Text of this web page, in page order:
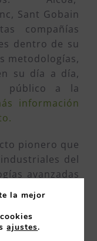
Sant Gobain
compañías
dentro de su
metodologías,
su día a día,
público a la
información
pionero que
del
avanzadas
en la filosofía
ya son de
cotas de
la mejor
ajustes.